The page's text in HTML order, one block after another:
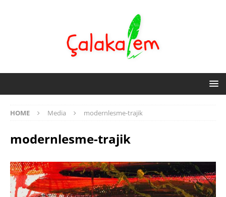
HOME Media modernlesme-trajik
modernlesme-trajik